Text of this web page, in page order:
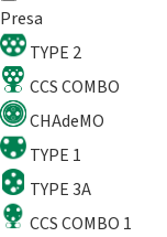
Presa
TYPE 2
CCS COMBO
CHAdeMO
TYPE 1
TYPE 3A
CCS COMBO 1